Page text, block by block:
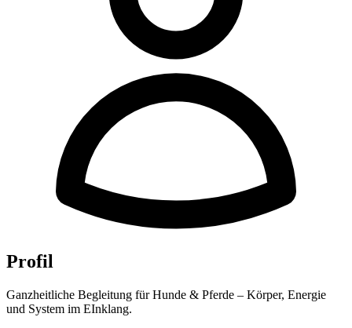
Profil
Ganzheitliche Begleitung für Hunde & Pferde – Körper, Energie
und System im EInklang.